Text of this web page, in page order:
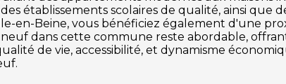
établissements scolaires de qualité, ainsi que
en-Beine, vous bénéficiez également d'une
neuf dans cette commune reste abordable,
de vie, accessibilité, et dynamisme